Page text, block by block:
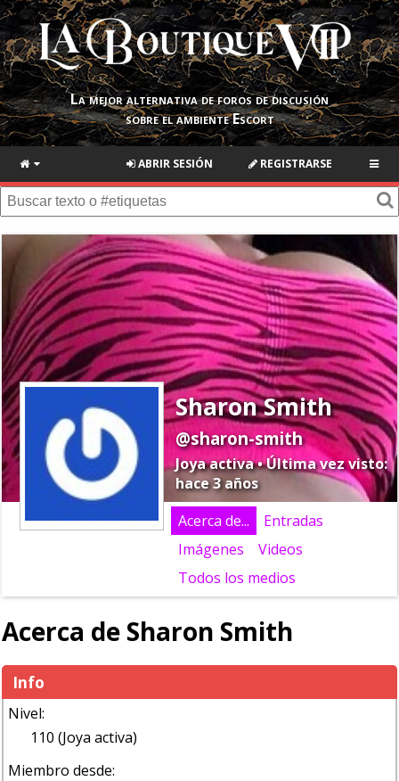
La mejor alternativa de foros de discusión
sobre el ambiente Escort
REGISTRARSE
ABRIR SESIÓN
Sharon Smith
@sharon-smith
Joya activa • Última vez visto:
hace 3 años
Acerca de...
Entradas
Imágenes
Videos
Todos los medios
Acerca de Sharon Smith
Info
Nivel:
110 (Joya activa)
Miembro desde: